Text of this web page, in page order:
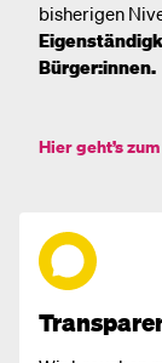
bisherigen
Bürger:innen.
Hier geht’s